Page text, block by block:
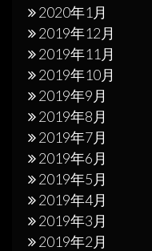
2020年1月
2019年12月
2019年11月
2019年10月
2019年9月
2019年8月
2019年7月
2019年6月
2019年5月
2019年4月
2019年3月
2019年2月